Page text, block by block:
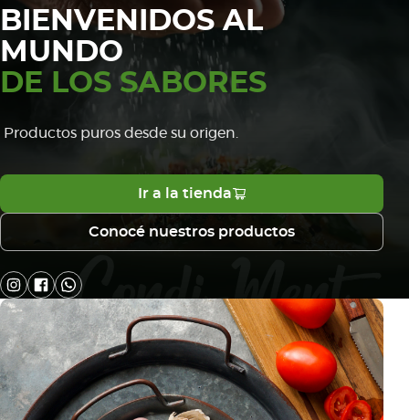
BIENVENIDOS AL
MUNDO
DE LOS SABORES
Productos puros desde su origen.
Ir a la tienda
Conocé nuestros productos